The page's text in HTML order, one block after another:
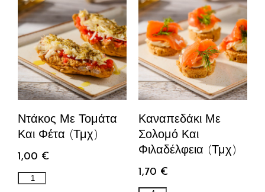
Ντάκος Με Τομάτα
Και Φέτα (τμχ)
1,00 €
Καναπεδάκι Με
Σολομό Και
Φιλαδέλφεια (τμχ)
1,70 €